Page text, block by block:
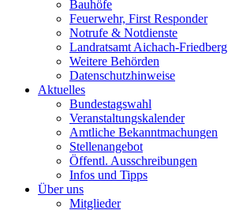
Bauhöfe
Feuerwehr, First Responder
Notrufe & Notdienste
Landratsamt Aichach-Friedberg
Weitere Behörden
Datenschutzhinweise
Aktuelles
Bundestagswahl
Veranstaltungskalender
Amtliche Bekanntmachungen
Stellenangebot
Öffentl. Ausschreibungen
Infos und Tipps
Über uns
Mitglieder